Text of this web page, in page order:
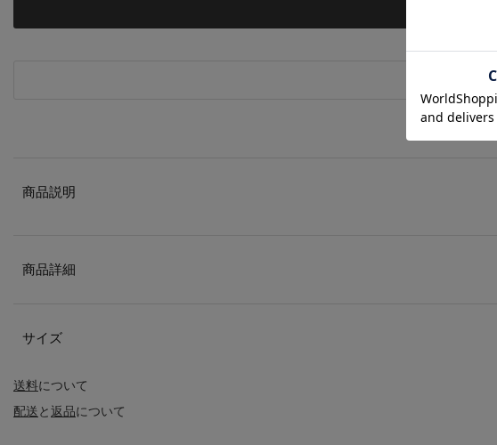
送料について
配送と返品について
商品説明
商品詳細
サイズ